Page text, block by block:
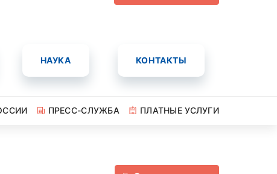
НАУКА КОНТАКТЫ
ПРЕСС-СЛУЖБА
ПЛАТНЫЕ УСЛУГИ